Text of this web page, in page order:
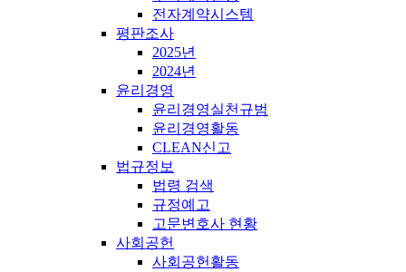
전자계약시스템
평판조사
2025년
2024년
윤리경영
윤리경영실천규범
윤리경영활동
CLEAN신고
법규정보
법령 검색
규정예고
고문변호사 현황
사회공헌
사회공헌활동